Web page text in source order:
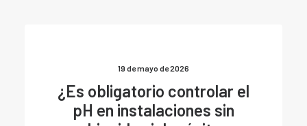
19 de mayo de 2026
¿Es obligatorio controlar el
pH en instalaciones sin